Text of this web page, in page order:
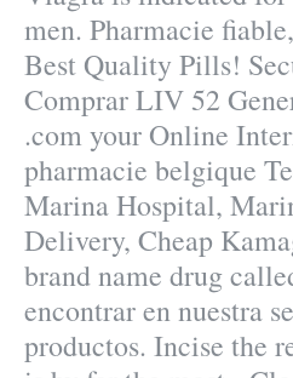
men. Pharmacie
Best Quality Pills!
Comprar LIV 52
.com your Online
pharmacie belgique
Marina Hospital,
Delivery, Cheap
brand name drug
encontrar en nuestra
productos. Incise the